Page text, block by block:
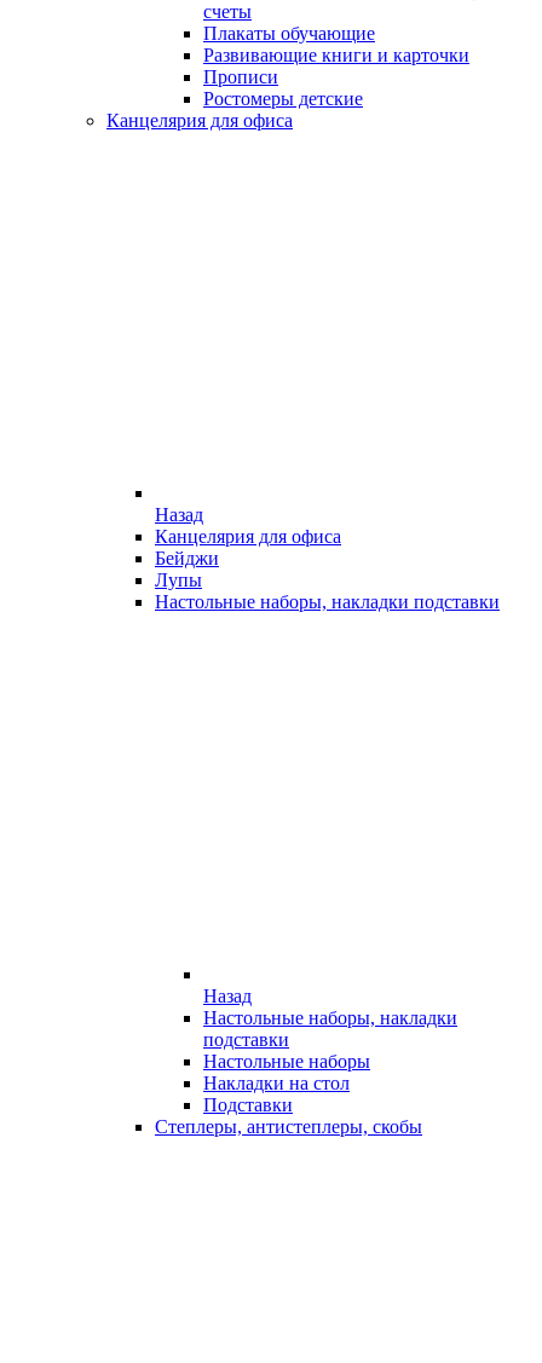
счеты
Плакаты обучающие
Развивающие книги и карточки
Прописи
Ростомеры детские
Канцелярия для офиса
Назад
Канцелярия для офиса
Бейджи
Лупы
Настольные наборы, накладки подставки
Назад
Настольные наборы, накладки
подставки
Настольные наборы
Накладки на стол
Подставки
Степлеры, антистеплеры, скобы